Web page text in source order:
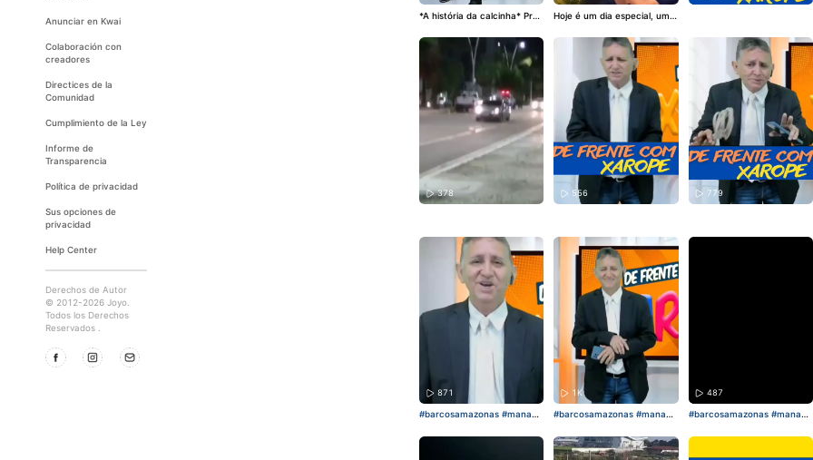
Anunciar en Kwai
Colaboración con
creadores
Directices de la
Comunidad
Cumplimiento de la Ley
Informe de
Transparencia
Política de privacidad
Sus opciones de
privacidad
Help Center
Derechos de Autor
© 2012-2026 Joyo.
Todos los Derechos
Reservados .
*A história da calcinha* Prog
e.
Hoje é um dia especial, um
erece ser celebrado com to
da a honra. É o dia em que
o brilhante deputado estadu
al Torrinhos Torres completa
mais um ano de vida, trazen
do consigo sua dedicação in
cansável ao povo e sua inca
nsável luta por um futuro m
elhor para todos. Torrinhos T
orres, neste dia que é seu, q
ueremos lhe parabenizar nã
o apenas pela passagem de
mais um ano, mas também
pela inspiração que você re
presenta para todos nós. Su
378 556 779
871
#barcosamazonas #manaus
oat barcosamazonas amazo
1K
#barcosamazonas #manaus
oat barcosamazonas
487
#barcosamazonas #manaus
oat barcosamazonas